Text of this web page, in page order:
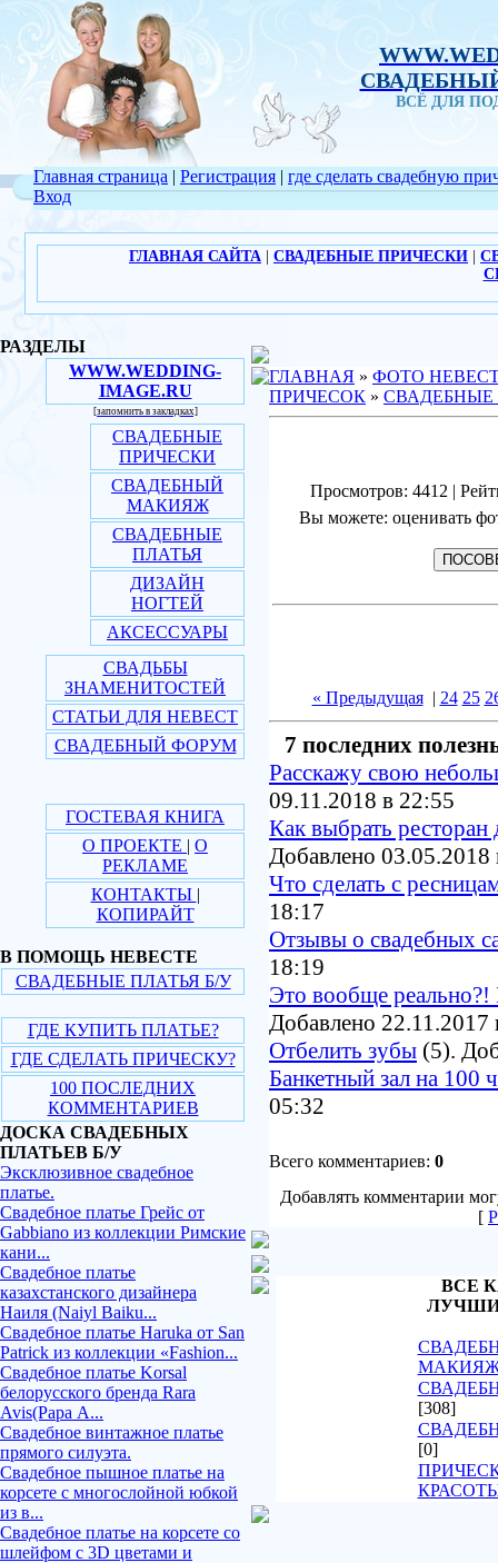
ВСЁ ДЛЯ
Главная страница | Регистрация |
Вход
где сделать свадебную
ГЛАВНАЯ САЙТА СВАДЕБНЫЕ ПРИЧЕСКИ
РАЗДЕЛЫ
WWW.WEDDING-
IMAGE.RU
[запомнить в закладках]
СВАДЕБНЫЕ
ПРИЧЕСКИ
СВАДЕБНЫЙ
МАКИЯЖ
СВАДЕБНЫЕ
ПЛАТЬЯ
ДИЗАЙН
НОГТЕЙ
АКСЕССУАРЫ
СВАДЬБЫ
ЗНАМЕНИТОСТЕЙ
СТАТЬИ ДЛЯ НЕВЕСТ
СВАДЕБНЫЙ ФОРУМ
ГОСТЕВАЯ КНИГА
О ПРОЕКТЕ | О
РЕКЛАМЕ
КОНТАКТЫ |
КОПИРАЙТ
В ПОМОЩЬ НЕВЕСТЕ
СВАДЕБНЫЕ ПЛАТЬЯ Б/У
ГДЕ КУПИТЬ ПЛАТЬЕ?
ГДЕ СДЕЛАТЬ ПРИЧЕСКУ?
100 ПОСЛЕДНИХ
КОММЕНТАРИЕВ
ДОСКА СВАДЕБНЫХ
ПЛАТЬЕВ Б/У
Эксклюзивное свадебное
платье.
Свадебное платье Грейс от
Gabbiano из коллекции Римские
кани...
Свадебное платье
казахстанского дизайнера
Наиля (Naiyl Baiku...
Свадебное платье Haruka от San
Patrick из коллекции «Fashion...
Свадебное платье Korsal
белорусского бренда Rara
Avis(Рара А...
Свадебное винтажное платье
прямого силуэта.
Свадебное пышное платье на
корсете с многослойной юбкой
из в...
Свадебное платье на корсете со
шлейфом с 3D цветами и
ГЛАВНАЯ » ФОТО
ПРИЧЕСОК »
Просмотров: 4412 |
Вы можете: оценивать
« Предыдущая| 24 25
7 последних
Расскажу свою
09.11.2018 в 22:55
Как выбрать
Добавлено 03.05.2018
Что сделать с
18:17
Отзывы о свадебных
18:19
Это вообще реально?!
Добавлено 22.11.2017
Отбелить зубы (5).
Банкетный зал на 100
05:32
Всего комментариев: 0
Добавлять комментарии
[
ВСЕ
[308]
[0]